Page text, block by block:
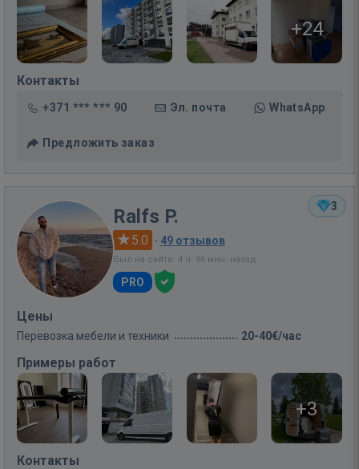
+24
Контакты
+371 *** *** 90 Эл. почта WhatsApp
Предложить заказ
3
Ralfs P.
5.0 · 49 отзывов
Был на сайте: 4 ч. 56 мин. назад
PRO
Цены
Перевозка мебели и техники 20-40€/час
Примеры работ
+3
Контакты